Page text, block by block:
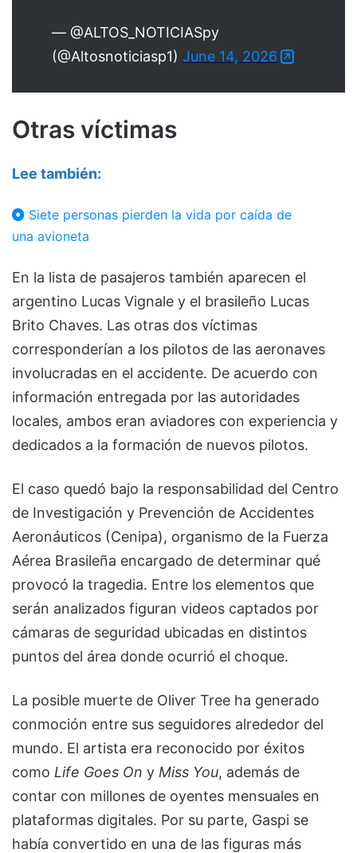
— @ALTOS_NOTICIASpy
(@Altosnoticiasp1) June 14, 2026
Otras víctimas
Lee también:
Siete personas pierden la vida por caída de
una avioneta
En la lista de pasajeros también aparecen el
argentino Lucas Vignale y el brasileño Lucas
Brito Chaves. Las otras dos víctimas
corresponderían a los pilotos de las aeronaves
involucradas en el accidente. De acuerdo con
información entregada por las autoridades
locales, ambos eran aviadores con experiencia y
dedicados a la formación de nuevos pilotos.
El caso quedó bajo la responsabilidad del Centro
de Investigación y Prevención de Accidentes
Aeronáuticos (Cenipa), organismo de la Fuerza
Aérea Brasileña encargado de determinar qué
provocó la tragedia. Entre los elementos que
serán analizados figuran videos captados por
cámaras de seguridad ubicadas en distintos
puntos del área donde ocurrió el choque.
La posible muerte de Oliver Tree ha generado
conmoción entre sus seguidores alrededor del
mundo. El artista era reconocido por éxitos
como Life Goes On y Miss You, además de
contar con millones de oyentes mensuales en
plataformas digitales. Por su parte, Gaspi se
había convertido en una de las figuras más